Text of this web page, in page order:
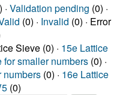
Validation pending (0) ·
(0) · Invalid (0) · Error
Sieve (0) · 15e Lattice
for smaller numbers (0) ·
numbers (0) · 16e Lattice
(0)